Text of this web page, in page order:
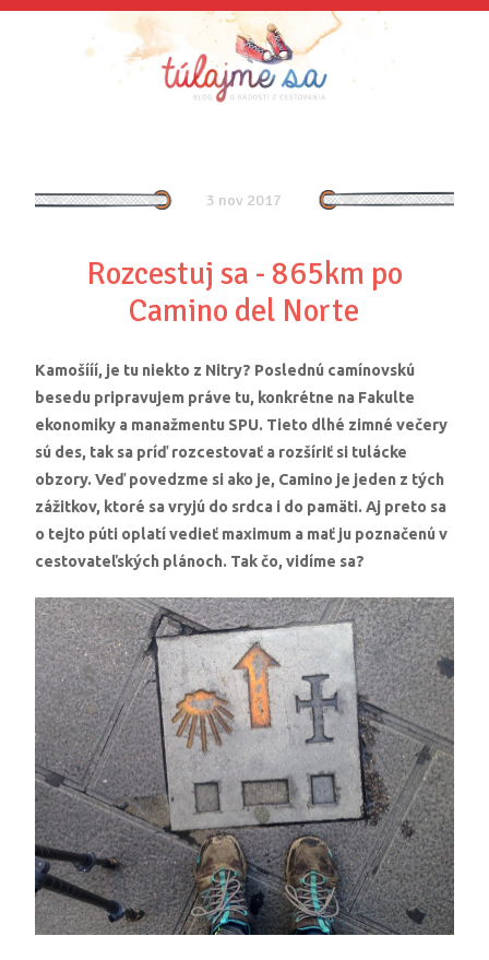
3 nov 2017
Rozcestuj sa - 865km po
Camino del Norte
Kamošííí, je tu niekto z Nitry? Poslednú camínovskú
besedu pripravujem práve tu, konkrétne na Fakulte
ekonomiky a manažmentu SPU. Tieto dlhé zimné večery
sú des, tak sa príď rozcestovať a rozšíriť si tulácke
obzory. Veď povedzme si ako je, Camino je jeden z tých
zážitkov, ktoré sa vryjú do srdca i do pamäti. Aj preto sa
o tejto púti oplatí vedieť maximum a mať ju poznačenú v
cestovateľských plánoch. Tak čo, vidíme sa?